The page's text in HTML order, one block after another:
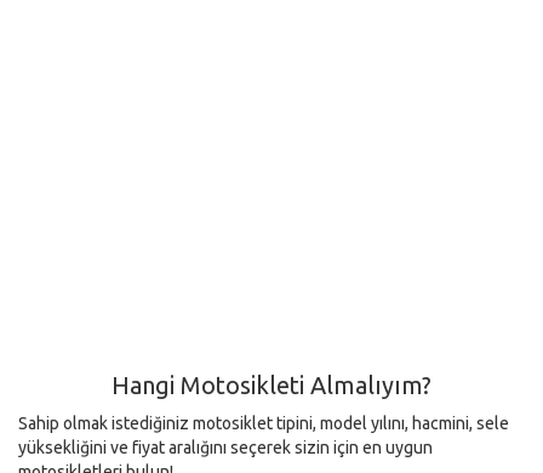
Hangi Motosikleti Almalıyım?
Sahip olmak istediğiniz motosiklet tipini, model yılını, hacmini, sele
yüksekliğini ve fiyat aralığını seçerek sizin için en uygun